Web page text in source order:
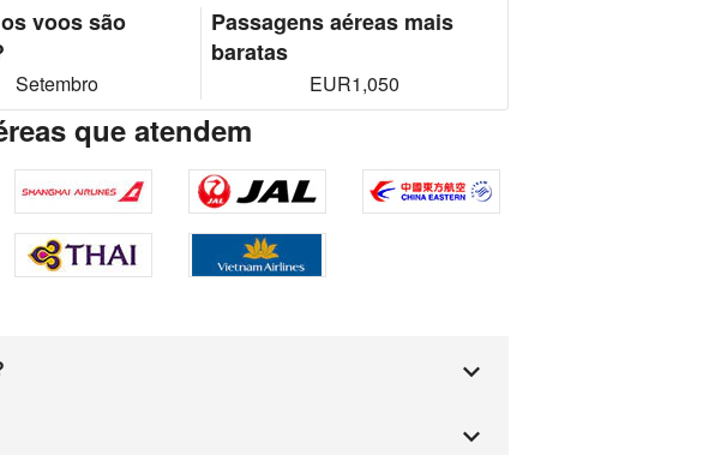
voos são
Setembro
Passagens aéreas mais
baratas
EUR1,050
que atendem